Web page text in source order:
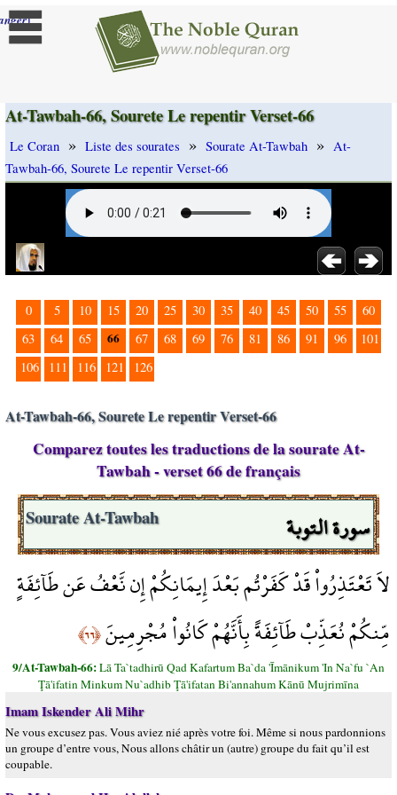
]
At-Tawbah-66, Sourete Le repentir Verset-66
Le Coran » Liste des sourates » Sourate At-Tawbah » At-
Tawbah-66, Sourete Le repentir Verset-66
0 5 10 15 20 25 30 35 40 45 50 55
60
63
64 65 66 67 68 69 76 81 86 91 96
101
106
111 116 121 126
At-Tawbah-66, Sourete Le repentir Verset-66
Comparez toutes les traductions de la sourate At-
Tawbah - verset 66 de français
سورة التوبة Sourate At-Tawbah
لاَ تَعْتَذِرُواْ قَدْ كَفَرْتُم بَعْدَ إِيمَانِكُمْ إِن نَّعْفُ عَن طَآئِفَةٍ
مِّنكُمْ نُعَذِّبْ طَآئِفَةً بِأَنَّهُمْ كَانُواْ مُجْرِمِينَ﴿٦٦﴾
9/At-Tawbah-66:Lā Ta`tadhirū Qad Kafartum Ba`da 'Īmānikum 'In Na`fu `An
Ţā'ifatin Minkum Nu`adhib Ţā'ifatan Bi'annahum Kānū Mujrimīna
Imam Iskender Ali Mihr
Ne vous excusez pas. Vous aviez nié après votre foi. Même si nous pardonnions
un groupe d’entre vous, Nous allons châtir un (autre) groupe du fait qu’il est
coupable.